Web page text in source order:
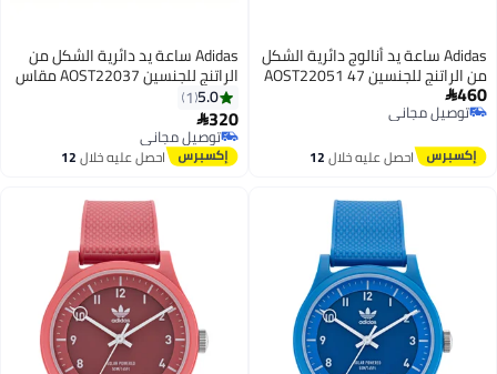
Adidas ساعة يد أنالوج دائرية الشكل
من الراتنج للجنسين AOST22051 47
مم 460
توصيل مجاني
توصيل مجاني
احصل عليه خلال12
Adidas ساعة يد دائرية الشكل من
الراتنج للجنسين AOST22037 مقاس
38 مم5.0
1
320
توصيل مجاني
توصيل مجانياحصل عليه خلال12